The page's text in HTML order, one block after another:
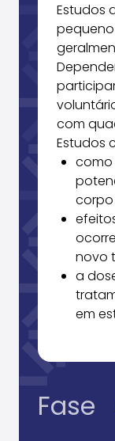
Estudos
com
Estudos
como
novo
a
em
Fase